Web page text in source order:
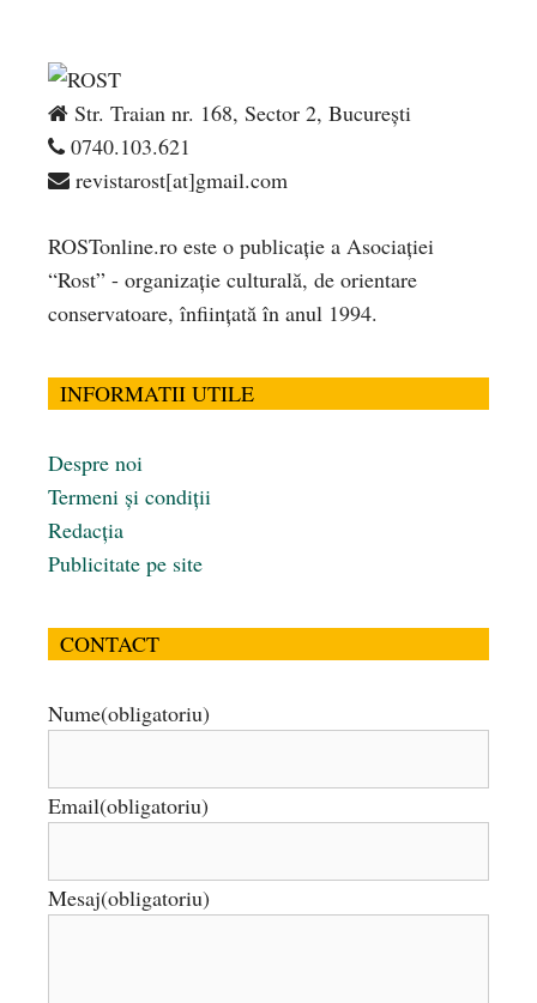
Str. Traian nr. 168, Sector 2, București
0740.103.621
revistarost[at]gmail.com
ROSTonline.ro este o publicaţie a Asociaţiei
“Rost” - organizaţie culturală, de orientare
conservatoare, înfiinţată în anul 1994.
INFORMATII UTILE
Despre noi
Termeni și condiții
Redacția
Publicitate pe site
CONTACT
Nume(obligatoriu)
Email(obligatoriu)
Mesaj(obligatoriu)